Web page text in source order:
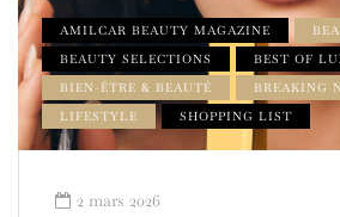
AMILCAR BEAUTY MAGAZINE
BEAUTY SELECTIONS
BEST OF
BIEN-ÊTRE & BEAUTÉ
BREAKING
LIFESTYLE
SHOPPING LIST
2 mars 2026